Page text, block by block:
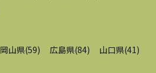
岡山県(59) 広島県(84) 山口県(41 )